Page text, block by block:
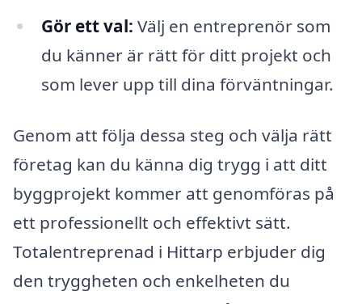
Gör ett val: Välj en entreprenör som
du känner är rätt för ditt projekt och
som lever upp till dina förväntningar.
Genom att följa dessa steg och välja rätt
företag kan du känna dig trygg i att ditt
byggprojekt kommer att genomföras på
ett professionellt och effektivt sätt.
Totalentreprenad i Hittarp erbjuder dig
den tryggheten och enkelheten du